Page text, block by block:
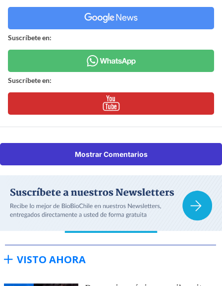
Suscríbete en:
Suscríbete en:
Mostrar Comentarios
VISTO AHORA